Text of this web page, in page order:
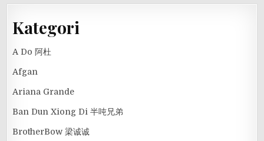
Kategori
A Do 阿杜
Afgan
Ariana Grande
Ban Dun Xiong Di 半吨兄弟
BrotherBow 梁诚诚